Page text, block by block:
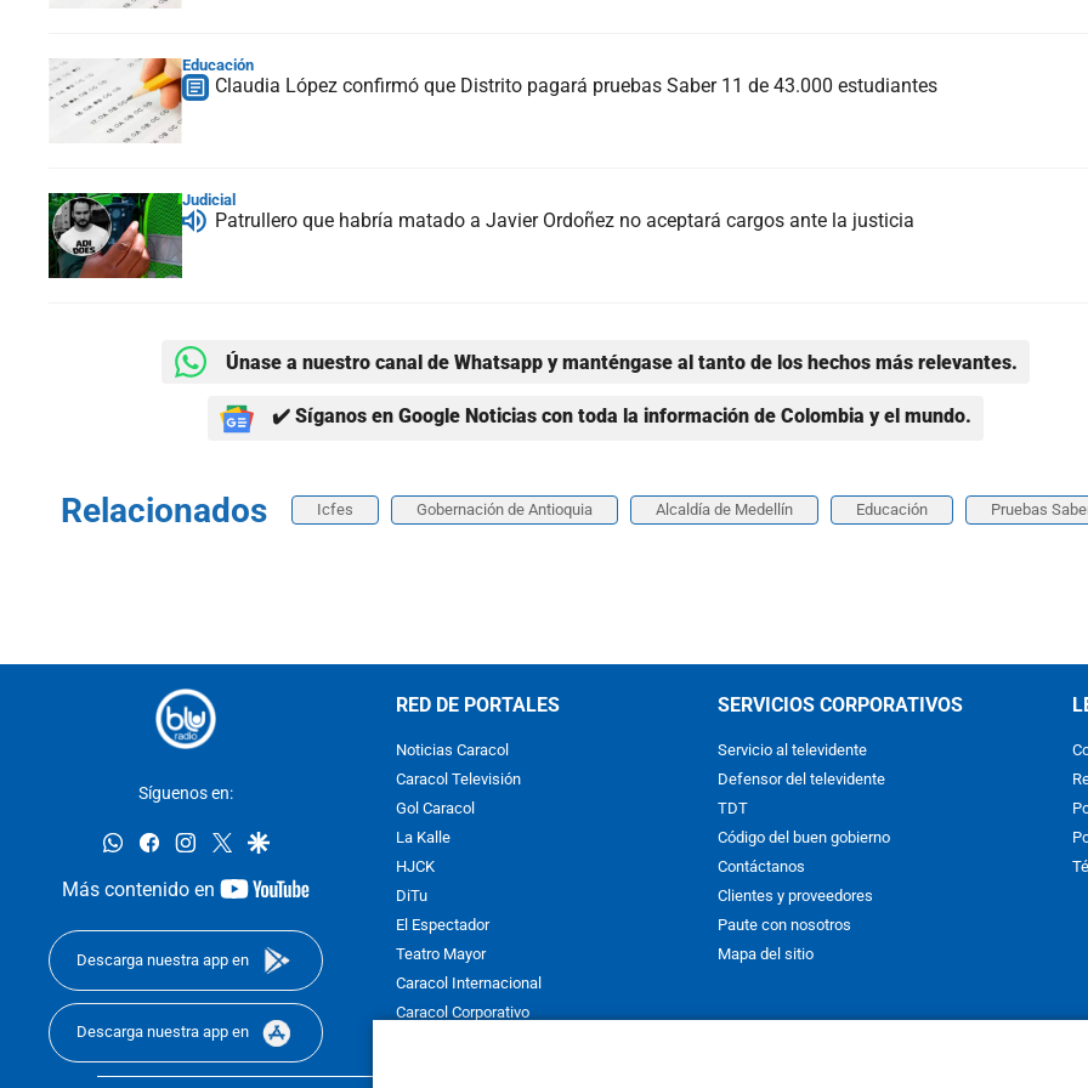
Educación
Claudia López confirmó que Distrito pagará pruebas Saber 11 de 43.000 estudiantes
Judicial
Patrullero que habría matado a Javier Ordoñez no aceptará cargos ante la justicia
Únase a nuestro canal de Whatsapp y manténgase al tanto de los hechos más relevantes.
✔️ Síganos en Google Noticias con toda la información de Colombia y el mundo.
Relacionados Icfes Gobernación de Antioquia Alcaldía de Medellín Educación Pruebas
Síguenos en:
whatsappfacebookinstagram
twittergoogle
Más contenido en
youtube-
Descarga nuestra app en
Descarga nuestra app en
RED DE PORTALES
Noticias Caracol
Caracol Televisión
Gol Caracol
La Kalle
HJCK
DiTu
El Espectador
Teatro Mayor
Caracol Internacional
Caracol Corporativo
SERVICIOS CORPORATIVOS
Servicio al televidente
Defensor del televidente
TDT
Código del buen gobierno
Contáctanos
Clientes y proveedores
Paute con nosotros
Mapa del sitio